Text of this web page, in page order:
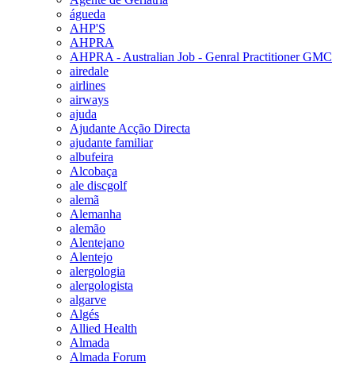
águeda
AHP'S
AHPRA
AHPRA - Australian Job - Genral Practitioner GMC
airedale
airlines
airways
ajuda
Ajudante Acção Directa
ajudante familiar
albufeira
Alcobaça
ale discgolf
alemã
Alemanha
alemão
Alentejano
Alentejo
alergologia
alergologista
algarve
Algés
Allied Health
Almada
Almada Forum